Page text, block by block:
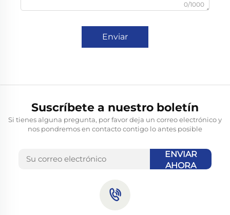
0/1000
Enviar
Suscríbete a nuestro boletín
Si tienes alguna pregunta, por favor deja un correo electrónico y
nos pondremos en contacto contigo lo antes posible
ENVIAR
AHORA